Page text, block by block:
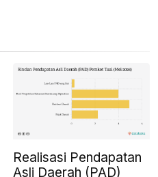
Realisasi Pendapatan
Asli Daerah (PAD)